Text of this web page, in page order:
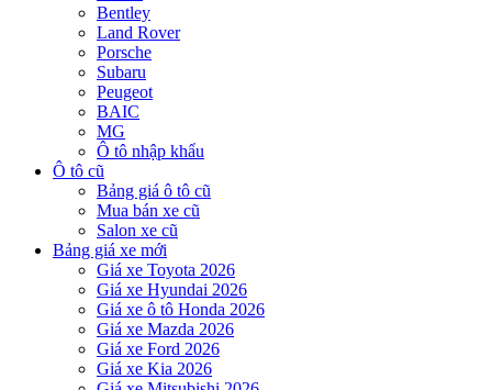
Bentley
Land Rover
Porsche
Subaru
Peugeot
BAIC
MG
Ô tô nhập khẩu
Ô tô cũ
Bảng giá ô tô cũ
Mua bán xe cũ
Salon xe cũ
Bảng giá xe mới
Giá xe Toyota 2026
Giá xe Hyundai 2026
Giá xe ô tô Honda 2026
Giá xe Mazda 2026
Giá xe Ford 2026
Giá xe Kia 2026